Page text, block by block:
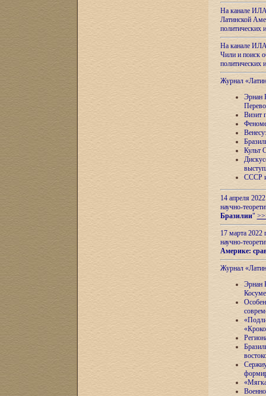
На канале
Латинской
На канале
Чили и поиск
Журнал
Эрнан
Визит
Культ
СССР и
14 апреля
научно-
Бразилии"
17 марта 2022
научно-
Америке:
Журнал
Эрнан